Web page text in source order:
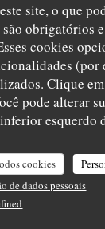
site, o que
obrigatórios
cookies
(por
Clique
pode alterar
esquerdo
cookies
de dados pessoais
ambience menu 5
ambience: 5/5 menu